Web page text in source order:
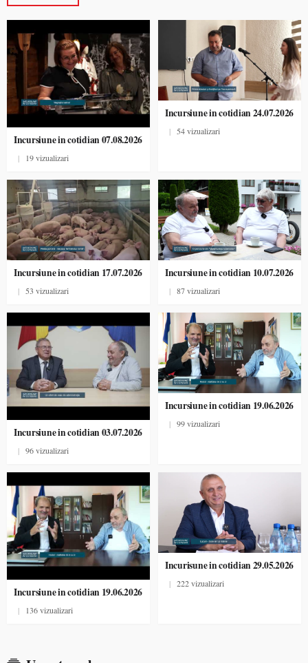
Incursiune in cotidian 07.08.2026
| 19 vizualizari
Incursiune in cotidian 24.07.2026
| 54 vizualizari
Incursiune in cotidian 17.07.2026
| 53 vizualizari
Incursiune in cotidian 10.07.2026
| 87 vizualizari
Incursiune in cotidian 03.07.2026
| 96 vizualizari
Incursiune in cotidian 19.06.2026
| 99 vizualizari
Incursiune in cotidian 19.06.2026
| 136 vizualizari
Incurisune in cotidian 29.05.2026
| 222 vizualizari